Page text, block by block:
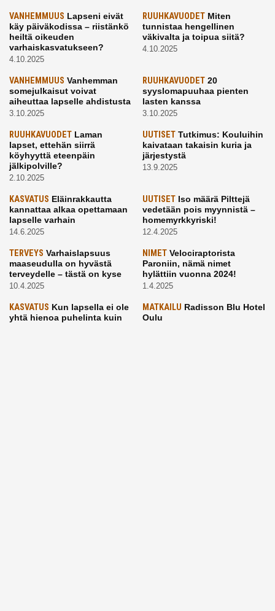
VANHEMMUUS Lapseni eivät
käy päiväkodissa – riistänkö
heiltä oikeuden
varhaiskasvatukseen?
4.10.2025
RUUHKAVUODETMiten
tunnistaa hengellinen
väkivalta ja toipua siitä?
4.10.2025
VANHEMMUUS Vanhemman
somejulkaisut voivat
aiheuttaa lapselle ahdistusta
3.10.2025
RUUHKAVUODET20
syyslomapuuhaa pienten
lasten kanssa
3.10.2025
RUUHKAVUODET Laman
lapset, ettehän siirrä
köyhyyttä eteenpäin
jälkipolville?
2.10.2025
UUTISETTutkimus: Kouluihin
kaivataan takaisin kuria ja
järjestystä
13.9.2025
KASVATUS Eläinrakkautta
kannattaa alkaa opettamaan
lapselle varhain
14.6.2025
UUTISETIso määrä Pilttejä
vedetään pois myynnistä –
homemyrkkyriski!
12.4.2025
TERVEYS Varhaislapsuus
maaseudulla on hyvästä
terveydelle – tästä on kyse
10.4.2025
NIMETVelociraptorista
Paroniin, nämä nimet
hylättiin vuonna 2024!
1.4.2025
KASVATUS Kun lapsella ei ole
yhtä hienoa puhelinta kuin
MATKAILU Radisson Blu Hotel
Oulu